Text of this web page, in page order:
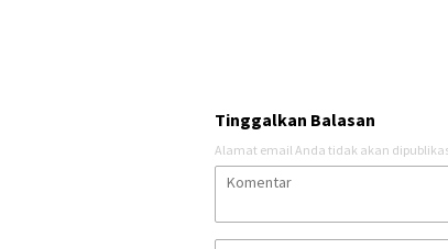
Tinggalkan Balasan
Alamat email Anda tidak akan